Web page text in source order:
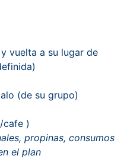
vuelta a su lugar de
(de su grupo)
)
propinas, consumos
el plan